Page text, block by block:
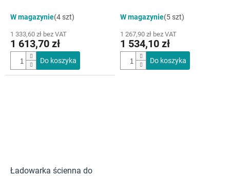
W magazynie(4 szt)
1 333,60 zł bez VAT
1 613,70 zł
Do koszyka
W magazynie(5 szt)
1 267,90 zł bez VAT
1 534,10 zł
Do koszyka
Ładowarka ścienna do